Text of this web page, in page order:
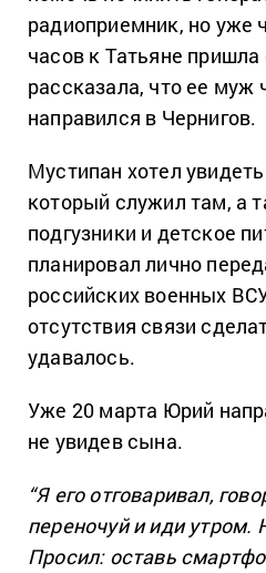
радиоприемник, но уже
часов к Татьяне пришла
рассказала, что ее муж
направился в Чернигов.
Мустипан хотел
который служил там, а
подгузники и детское
планировал лично
российских военных
отсутствия связи
удавалось.
Уже 20 марта Юрий
не увидев сына.
“Я его отговаривал,
переночуй и иди утром.
Просил: оставь